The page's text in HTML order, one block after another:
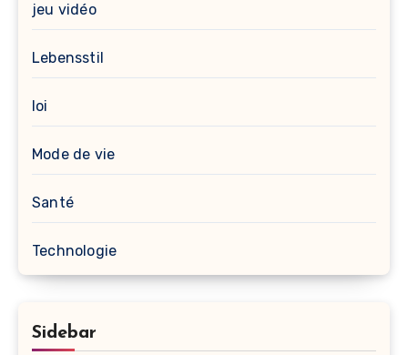
jeu vidéo
Lebensstil
loi
Mode de vie
Santé
Technologie
Sidebar